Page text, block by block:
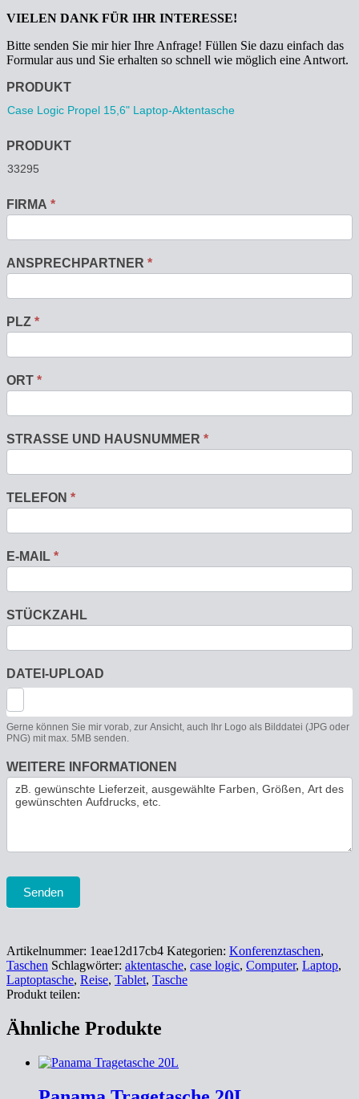
VIELEN DANK FÜR IHR INTERESSE!
Bitte senden Sie mir hier Ihre Anfrage! Füllen Sie dazu einfach das
Formular aus und Sie erhalten so schnell wie möglich eine Antwort.
Anfrage
PRODUKT
PRODUKT
FIRMA *
ANSPRECHPARTNER *
PLZ *
ORT *
STRASSE UND HAUSNUMMER *
TELEFON *
E-MAIL *
STÜCKZAHL
DATEI-UPLOAD
Gerne können Sie mir vorab, zur Ansicht, auch Ihr Logo als Bilddatei (JPG oder
PNG) mit max. 5MB senden.
WEITERE INFORMATIONEN
Senden
Artikelnummer: 1eae12d17cb4 Kategorien: Konferenztaschen,
Taschen Schlagwörter: aktentasche, case logic, Computer, Laptop,
Laptoptasche, Reise, Tablet, Tasche
Produkt teilen:
Ähnliche Produkte